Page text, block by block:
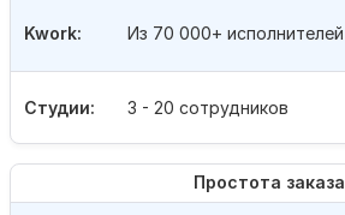
Студии: 3 - 20 сотрудников
Kwork: Из 70 000+ исполнителей
Простота заказа